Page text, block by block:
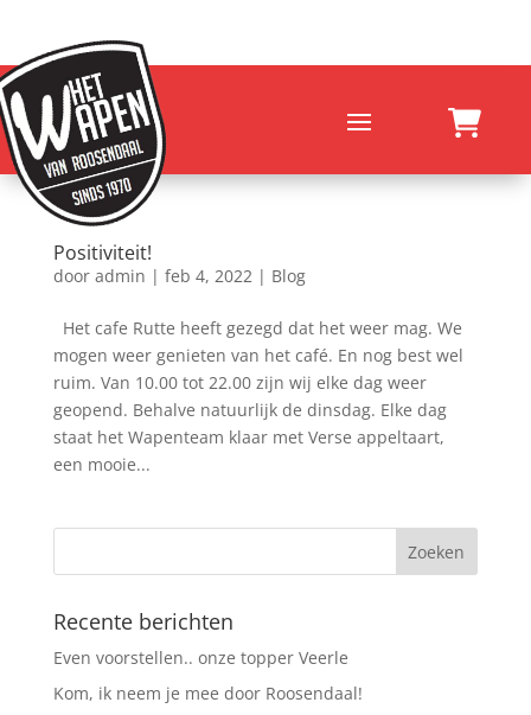
Positiviteit!
door admin | feb 4, 2022| Blog
Het cafe Rutte heeft gezegd dat het weer mag. We
mogen weer genieten van het café. En nog best wel
ruim. Van 10.00 tot 22.00 zijn wij elke dag weer
geopend. Behalve natuurlijk de dinsdag. Elke dag
staat het Wapenteam klaar met Verse appeltaart,
een mooie...
Recente berichten
Even voorstellen.. onze topper Veerle
Kom, ik neem je mee door Roosendaal!